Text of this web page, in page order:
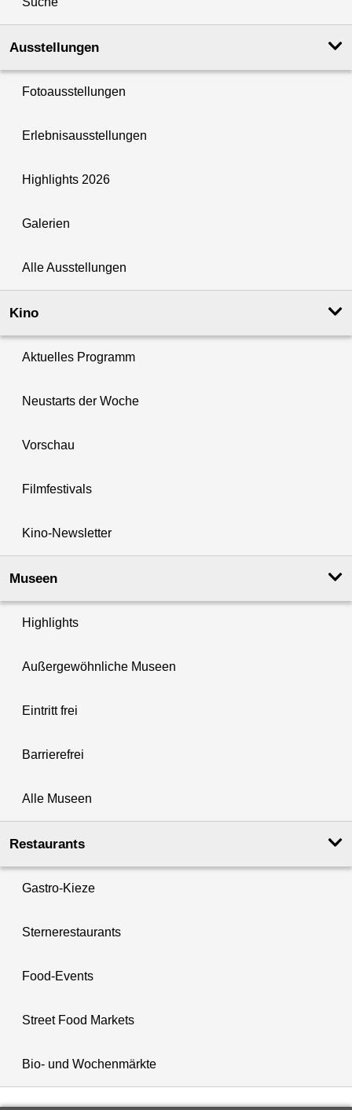
Ausstellungen
Fotoausstellungen
Erlebnisausstellungen
Highlights 2026
Galerien
Alle Ausstellungen
Kino
Aktuelles Programm
Neustarts der Woche
Vorschau
Filmfestivals
Kino-Newsletter
Museen
Highlights
Außergewöhnliche Museen
Eintritt frei
Barrierefrei
Alle Museen
Restaurants
Gastro-Kieze
Sternerestaurants
Food-Events
Street Food Markets
Bio- und Wochenmärkte